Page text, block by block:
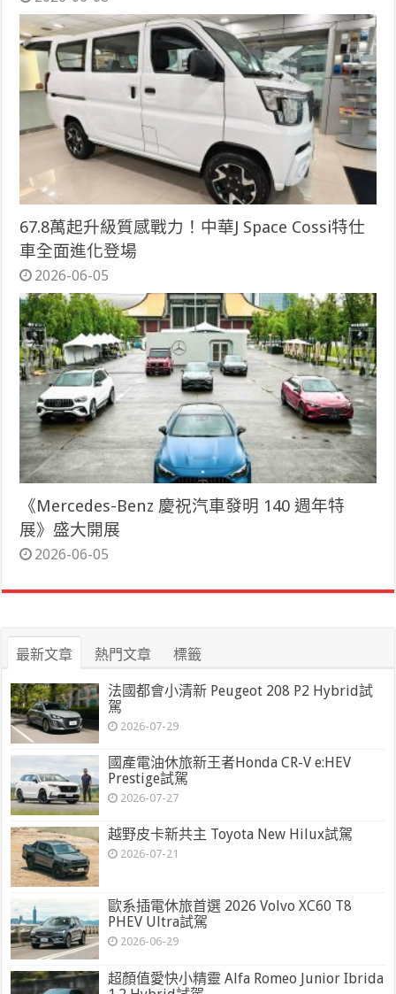
67.8萬起升級質感戰力！中華J Space Cossi特仕
車全面進化登場
2026-06-05
《Mercedes-Benz 慶祝汽車發明 140 週年特
展》盛大開展
2026-06-05
最新文章 熱門文章 標籤
法國都會小清新 Peugeot 208 P2 Hybrid試
駕
2026-07-29
國產電油休旅新王者Honda CR-V e:HEV
Prestige試駕
2026-07-27
越野皮卡新共主 Toyota New Hilux試駕
2026-07-21
歐系插電休旅首選 2026 Volvo XC60 T8
PHEV Ultra試駕
2026-06-29
超顏值愛快小精靈 Alfa Romeo Junior Ibrida